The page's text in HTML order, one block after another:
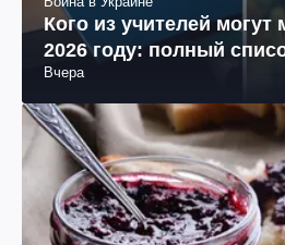
Кого из учителей могут
2026 году: полный
Вчера